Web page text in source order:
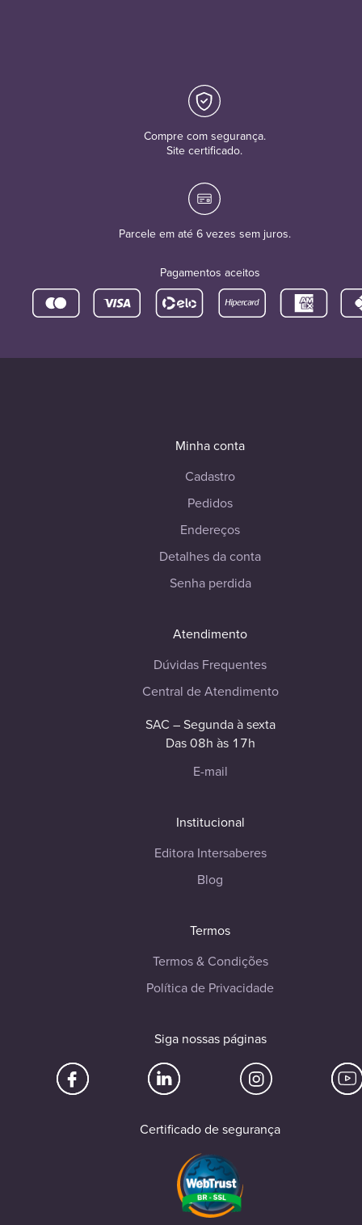
Compre com segurança.
Site certificado.
Parcele em até 6 vezes sem juros.
Pagamentos aceitos
Minha conta
Cadastro
Pedidos
Endereços
Detalhes da conta
Senha perdida
Atendimento
Dúvidas Frequentes
Central de Atendimento
SAC – Segunda à sexta
Das 08h às 17h
E-mail
Institucional
Editora Intersaberes
Blog
Termos
Termos & Condições
Política de Privacidade
Siga nossas páginas
Certificado de segurança